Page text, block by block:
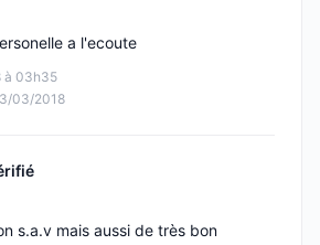
à 03h35
03/2018
a l'ecoute
s.a.v mais aussi de très bon